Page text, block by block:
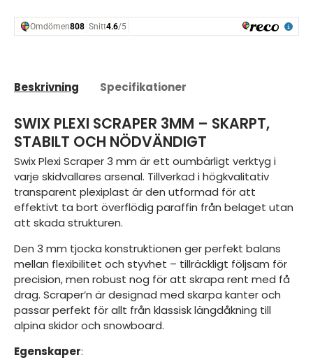
Beskrivning Specifikationer
SWIX PLEXI SCRAPER 3MM – SKARPT,
STABILT OCH NÖDVÄNDIGT
Swix Plexi Scraper 3 mm är ett oumbärligt verktyg i
varje skidvallares arsenal. Tillverkad i högkvalitativ
transparent plexiplast är den utformad för att
effektivt ta bort överflödig paraffin från belaget utan
att skada strukturen.
Den 3 mm tjocka konstruktionen ger perfekt balans
mellan flexibilitet och styvhet – tillräckligt följsam för
precision, men robust nog för att skrapa rent med få
drag. Scraper’n är designad med skarpa kanter och
passar perfekt för allt från klassisk längdåkning till
alpina skidor och snowboard.
Egenskaper: